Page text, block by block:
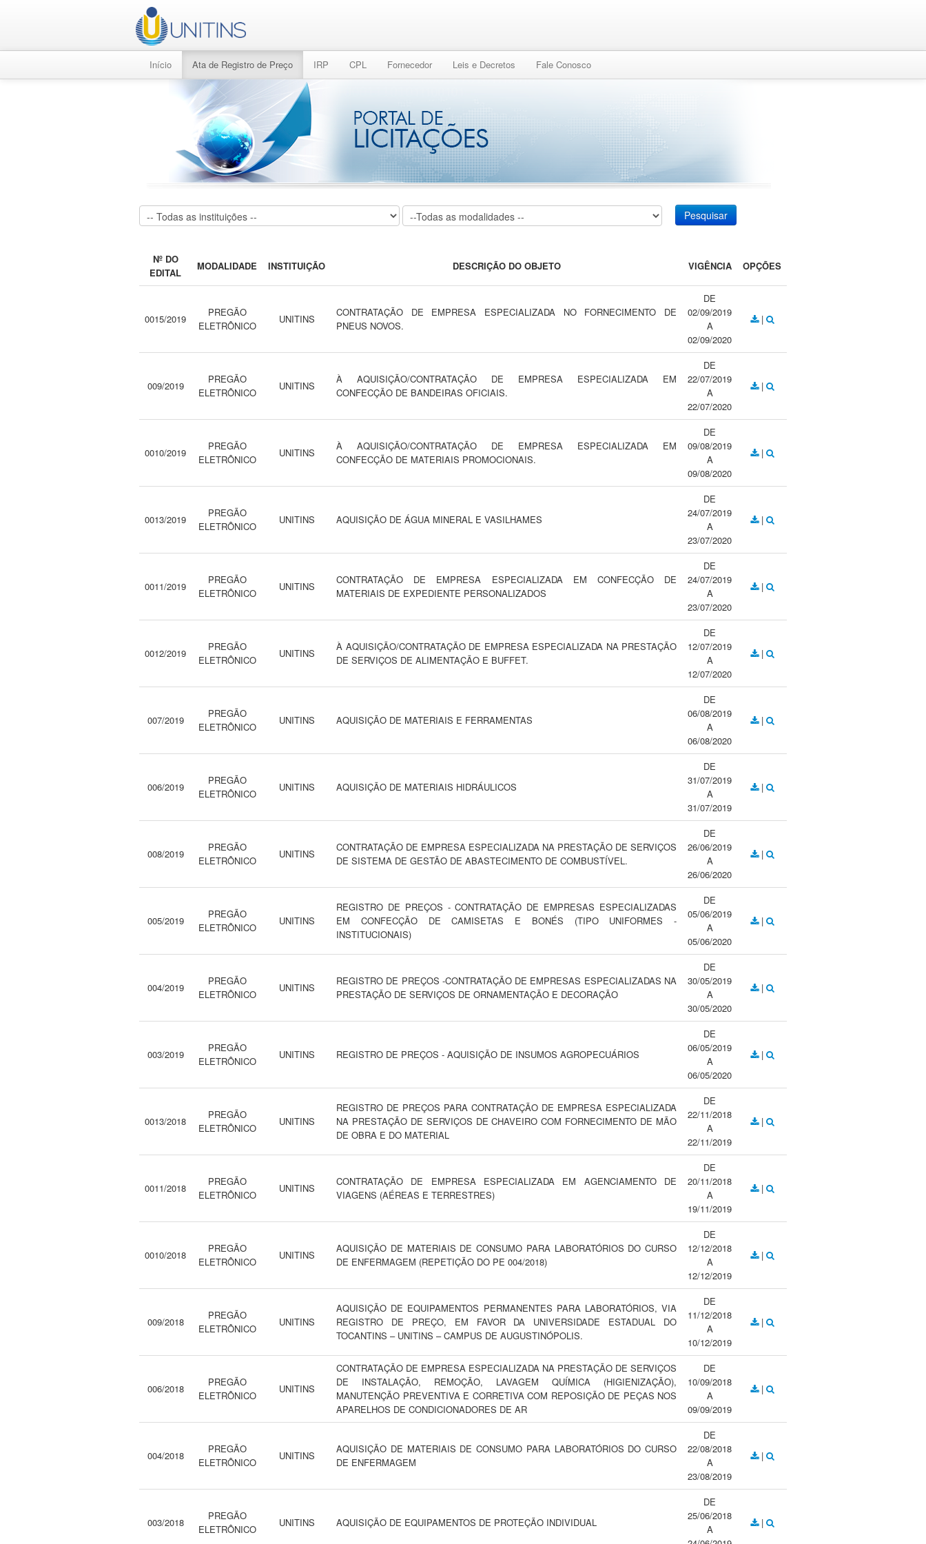
Início Ata de Registro de Preço IRP CPL Fornecedor Leis e Decretos Fale Conosco
Pesquisar
Nº DO
EDITAL
MODALIDADE INSTITUIÇÃO DESCRIÇÃO DO OBJETO VIGÊNCIA OPÇÕES
0015/2019
PREGÃO
ELETRÔNICO
UNITINS
CONTRATAÇÃO DE EMPRESA ESPECIALIZADA NO FORNECIMENTO DE
PNEUS NOVOS.
DE
02/09/2019
A
02/09/2020
|
009/2019
PREGÃO
ELETRÔNICO
UNITINS
À AQUISIÇÃO/CONTRATAÇÃO DE EMPRESA ESPECIALIZADA EM
CONFECÇÃO DE BANDEIRAS OFICIAIS.
DE
22/07/2019
A
22/07/2020
|
0010/2019
PREGÃO
ELETRÔNICO
UNITINS
À AQUISIÇÃO/CONTRATAÇÃO DE EMPRESA ESPECIALIZADA EM
CONFECÇÃO DE MATERIAIS PROMOCIONAIS.
DE
09/08/2019
A
09/08/2020
|
0013/2019
PREGÃO
ELETRÔNICO
UNITINS AQUISIÇÃO DE ÁGUA MINERAL E VASILHAMES
DE
24/07/2019
A
23/07/2020
|
0011/2019
PREGÃO
ELETRÔNICO
UNITINS
CONTRATAÇÃO DE EMPRESA ESPECIALIZADA EM CONFECÇÃO DE
MATERIAIS DE EXPEDIENTE PERSONALIZADOS
DE
24/07/2019
A
23/07/2020
|
0012/2019
PREGÃO
ELETRÔNICO
UNITINS
À AQUISIÇÃO/CONTRATAÇÃO DE EMPRESA ESPECIALIZADA NA PRESTAÇÃO
DE SERVIÇOS DE ALIMENTAÇÃO E BUFFET.
DE
12/07/2019
A
12/07/2020
|
007/2019
PREGÃO
ELETRÔNICO
UNITINS AQUISIÇÃO DE MATERIAIS E FERRAMENTAS
DE
06/08/2019
A
06/08/2020
|
006/2019
PREGÃO
ELETRÔNICO
UNITINS AQUISIÇÃO DE MATERIAIS HIDRÁULICOS
DE
31/07/2019
A
31/07/2019
|
008/2019
PREGÃO
ELETRÔNICO
UNITINS
CONTRATAÇÃO DE EMPRESA ESPECIALIZADA NA PRESTAÇÃO DE SERVIÇOS
DE SISTEMA DE GESTÃO DE ABASTECIMENTO DE COMBUSTÍVEL.
DE
26/06/2019
A
26/06/2020
|
005/2019
PREGÃO
ELETRÔNICO
UNITINS
REGISTRO DE PREÇOS - CONTRATAÇÃO DE EMPRESAS ESPECIALIZADAS
EM CONFECÇÃO DE CAMISETAS E BONÉS (TIPO UNIFORMES -
INSTITUCIONAIS)
DE
05/06/2019
A
05/06/2020
|
004/2019
PREGÃO
ELETRÔNICO
UNITINS
REGISTRO DE PREÇOS -CONTRATAÇÃO DE EMPRESAS ESPECIALIZADAS NA
PRESTAÇÃO DE SERVIÇOS DE ORNAMENTAÇÃO E DECORAÇÃO
DE
30/05/2019
A
30/05/2020
|
003/2019
PREGÃO
ELETRÔNICO
UNITINS REGISTRO DE PREÇOS - AQUISIÇÃO DE INSUMOS AGROPECUÁRIOS
DE
06/05/2019
A
06/05/2020
|
0013/2018
PREGÃO
ELETRÔNICO
UNITINS
REGISTRO DE PREÇOS PARA CONTRATAÇÃO DE EMPRESA ESPECIALIZADA
NA PRESTAÇÃO DE SERVIÇOS DE CHAVEIRO COM FORNECIMENTO DE MÃO
DE OBRA E DO MATERIAL
DE
22/11/2018
A
22/11/2019
|
0011/2018
PREGÃO
ELETRÔNICO
UNITINS
CONTRATAÇÃO DE EMPRESA ESPECIALIZADA EM AGENCIAMENTO DE
VIAGENS (AÉREAS E TERRESTRES)
DE
20/11/2018
A
19/11/2019
|
0010/2018
PREGÃO
ELETRÔNICO
UNITINS
AQUISIÇÃO DE MATERIAIS DE CONSUMO PARA LABORATÓRIOS DO CURSO
DE ENFERMAGEM (REPETIÇÃO DO PE 004/2018)
DE
12/12/2018
A
12/12/2019
|
009/2018
PREGÃO
ELETRÔNICO
UNITINS
AQUISIÇÃO DE EQUIPAMENTOS PERMANENTES PARA LABORATÓRIOS, VIA
REGISTRO DE PREÇO, EM FAVOR DA UNIVERSIDADE ESTADUAL DO
TOCANTINS – UNITINS – CAMPUS DE AUGUSTINÓPOLIS.
DE
11/12/2018
A
10/12/2019
|
006/2018
PREGÃO
ELETRÔNICO
UNITINS
CONTRATAÇÃO DE EMPRESA ESPECIALIZADA NA PRESTAÇÃO DE SERVIÇOS
DE INSTALAÇÃO, REMOÇÃO, LAVAGEM QUÍMICA (HIGIENIZAÇÃO),
MANUTENÇÃO PREVENTIVA E CORRETIVA COM REPOSIÇÃO DE PEÇAS NOS
APARELHOS DE CONDICIONADORES DE AR
DE
10/09/2018
A
09/09/2019
|
004/2018
PREGÃO
ELETRÔNICO
UNITINS
AQUISIÇÃO DE MATERIAIS DE CONSUMO PARA LABORATÓRIOS DO CURSO
DE ENFERMAGEM
DE
22/08/2018
A
23/08/2019
|
003/2018
PREGÃO
ELETRÔNICO
UNITINS AQUISIÇÃO DE EQUIPAMENTOS DE PROTEÇÃO INDIVIDUAL
DE
25/06/2018
A
|